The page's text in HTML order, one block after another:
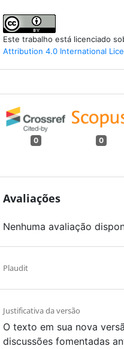
Este trabalho está licenciado
Attribution 4.0 International
0 0
Avaliações
Nenhuma avaliação
Plaudit
Justificativa da versão
O texto em sua nova
discussões fomentadas